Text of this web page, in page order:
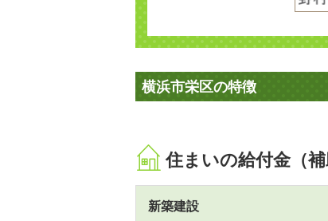
横浜市栄区の特徴
住まいの給付金（補
新築建設